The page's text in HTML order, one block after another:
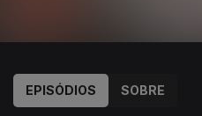
EPISÓDIOS SOBRE